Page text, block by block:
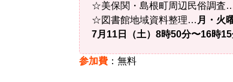
☆美保関・島根町周辺民俗調査
☆図書館地域資料整理… 月・火
7月11日（土）8時50分〜16時
参加費 ：無料